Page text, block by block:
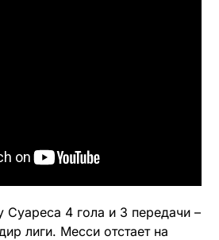
Суареса 4 гола и 3 передачи –
лиги. Месси отстает на